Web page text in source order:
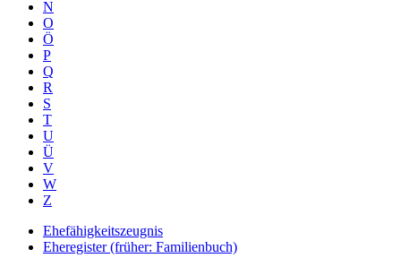
N
O
Ö
P
Q
R
S
T
U
Ü
V
W
Z
Ehefähigkeitszeugnis
Eheregister (früher: Familienbuch)